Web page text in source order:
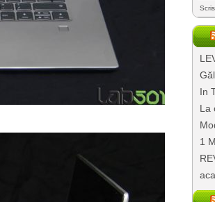
In
La
1